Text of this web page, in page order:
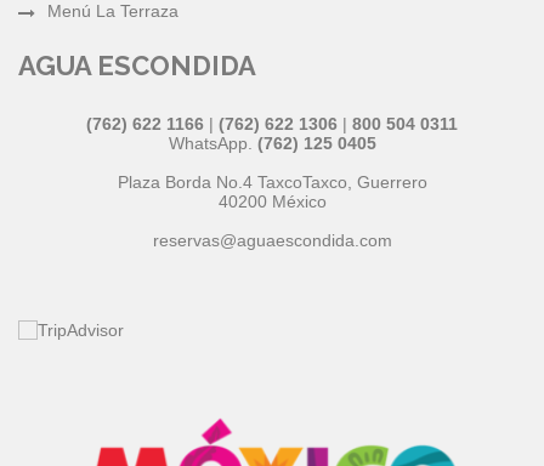
Menú La Terraza
AGUA ESCONDIDA
(762) 622 1166 | (762) 622 1306 | 800 504 0311
WhatsApp. (762) 125 0405
Plaza Borda No.4 TaxcoTaxco Guerrero
40200 México
reservas
aguaescondida.com